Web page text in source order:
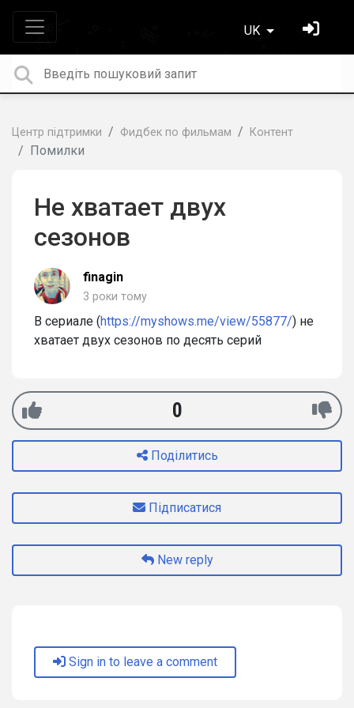
UK
Центр підтримки Фидбек по фильмам Контент
Помилки
Не хватает двух
сезонов
finagin
3 роки тому
В сериале (https://myshows.me/view/55877/) не
хватает двух сезонов по десять серий
0
Поділитись
Підписатися
New reply
Sign in to leave a comment